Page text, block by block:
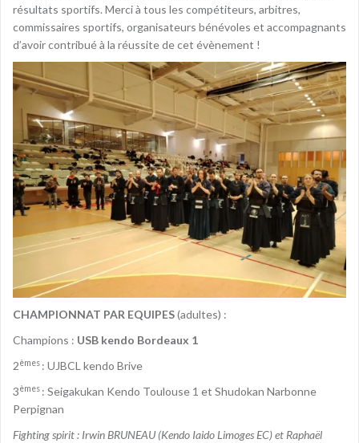
résultats sportifs. Merci à tous les compétiteurs, arbitres,
commissaires sportifs, organisateurs bénévoles et accompagnants
d’avoir contribué à la réussite de cet évènement !
CHAMPIONNAT PAR EQUIPES(adultes) :
Champions : USB kendo Bordeaux 1
2èmes : UJBCL kendo Brive
3èmes : Seigakukan Kendo Toulouse 1 et Shudokan Narbonne
Perpignan
Fighting spirit : Irwin BRUNEAU (Kendo Iaido Limoges EC) et Raphaël